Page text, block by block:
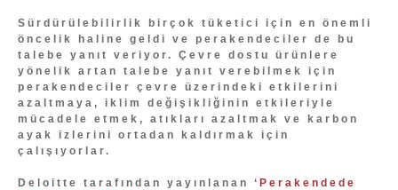
Sürdürülebilirlik birçok tüketici için en önemli
öncelik haline geldi ve perakendeciler de bu
talebe yanıt veriyor. Çevre dostu ürünlere
yönelik artan talebe yanıt verebilmek için
perakendeciler çevre üzerindeki etkilerini
azaltmaya, iklim değişikliğinin etkileriyle
mücadele etmek, atıkları azaltmak ve karbon
ayak izlerini ortadan kaldırmak için
çalışıyorlar.
Deloitte tarafından yayınlanan ‘ Perakendede